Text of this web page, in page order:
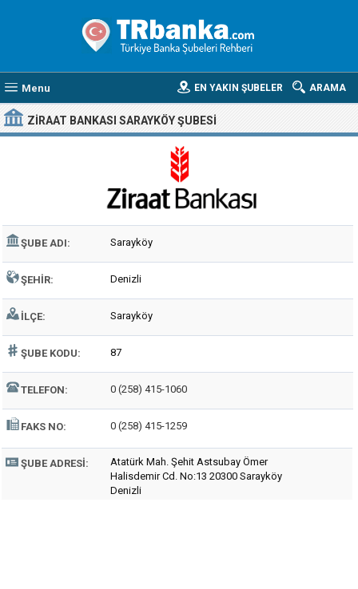
Menu ARAMA
EN YAKIN ŞUBELER
ZIRAAT BANKASI SARAYKÖY ŞUBESI
ŞUBE ADI: Sarayköy
ŞEHIR: Denizli
İLÇE: Sarayköy
ŞUBE KODU: 87
TELEFON: 0 (258) 415-1060
FAKS NO: 0 (258) 415-1259
ŞUBE ADRESI:
Atatürk Mah. Şehit Astsubay Ömer
Halisdemir Cd. No:13 20300 Sarayköy
Denizli